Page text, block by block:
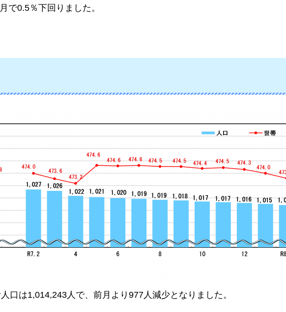
で0.5％下回りました。
口は1,014,243人で、前月より977人減少となりました。